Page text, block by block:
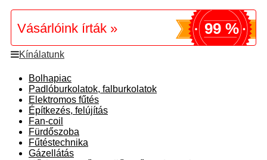
Vásárlóink írták » 99 %
Kínálatunk
Bolhapiac
Padlóburkolatok, falburkolatok
Elektromos fűtés
Építkezés, felújítás
Fan-coil
Fürdőszoba
Fűtéstechnika
Gázellátás